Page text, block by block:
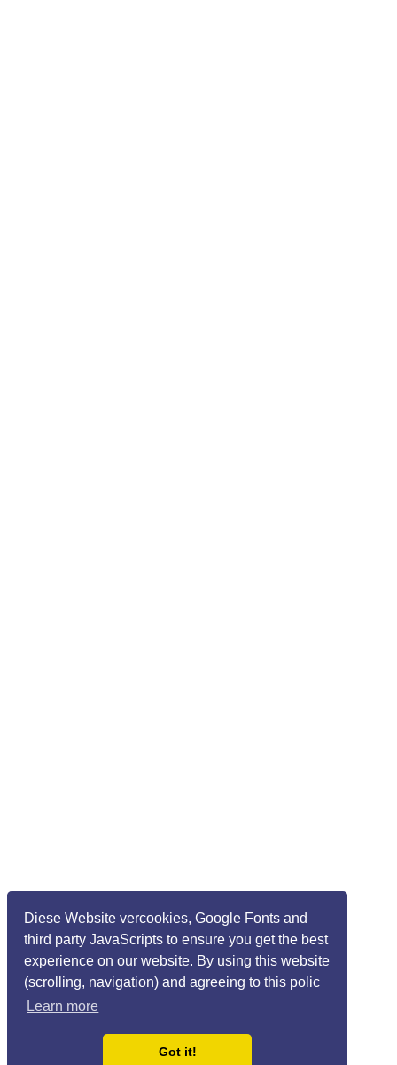
Diese Website vercookies, Google Fonts and
third party JavaScripts to ensure you get the best
experience on our website. By using this website
(scrolling, navigation) and agreeing to this polic
Learn more
Got it!